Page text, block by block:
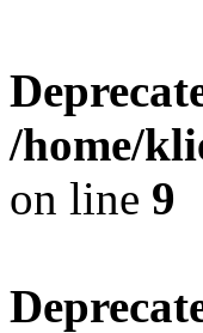
/home/
on line 9